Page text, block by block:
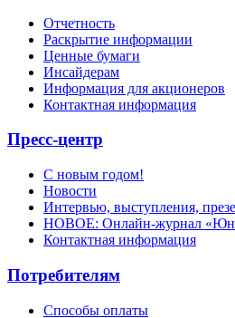
Отчетность
Раскрытие информации
Ценные бумаги
Инсайдерам
Информация для акционеров
Контактная информация
Пресс-центр
С новым годом!
Новости
Интервью, выступления,
НОВОЕ: Онлайн-журнал
Контактная информация
Потребителям
Способы оплаты